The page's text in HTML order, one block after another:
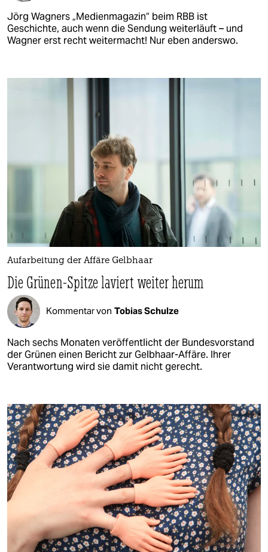
Jörg Wagners „Medienmagazin“ beim RBB ist
Geschichte, auch wenn die Sendung weiterläuft – und
Wagner erst recht weitermacht! Nur eben anderswo.
Aufarbeitung der Affäre Gelbhaar
Die Grünen-Spitze laviert weiter herum
Kommentar von Tobias Schulze
Nach sechs Monaten veröffentlicht der Bundesvorstand
der Grünen einen Bericht zur Gelbhaar-Affäre. Ihrer
Verantwortung wird sie damit nicht gerecht.